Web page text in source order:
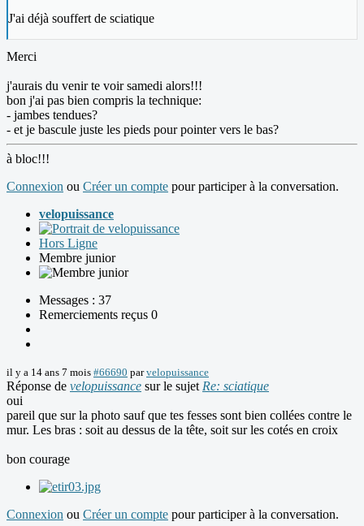
J'ai déjà souffert de sciatique
Merci
j'aurais du venir te voir samedi alors!!!
bon j'ai pas bien compris la technique:
- jambes tendues?
- et je bascule juste les pieds pour pointer vers le bas?
à bloc!!!
Connexion ou Créer un compte pour participer à la conversation.
velopuissance
Hors Ligne
Membre junior
Messages : 37
Remerciements reçus 0
il y a 14 ans 7 mois #66690 parvelopuissance
Réponse de velopuissance sur le sujet Re: sciatique
oui
pareil que sur la photo sauf que tes fesses sont bien collées contre le
mur. Les bras : soit au dessus de la tête, soit sur les cotés en croix
bon courage
Connexion ou Créer un compte pour participer à la conversation.